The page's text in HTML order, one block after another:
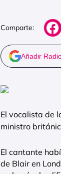
Comparte:
Añadir
El vocalista de
ministro
El cantante
de Blair en